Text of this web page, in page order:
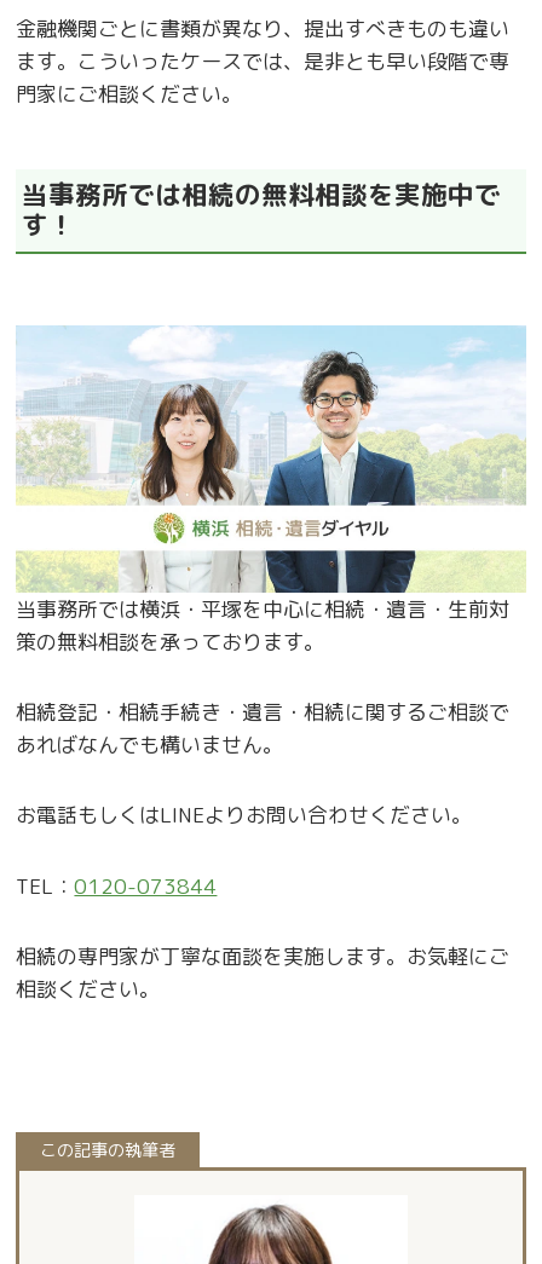
金融機関ごとに書類が異なり、提出すべきものも違い
ます。こういったケースでは、是非とも早い段階で専
門家にご相談ください。
当事務所では相続の無料相談を実施中で
す！
当事務所では横浜・平塚を中心に相続・遺言・生前対
策の無料相談を承っております。
相続登記・相続手続き・遺言・相続に関するご相談で
あればなんでも構いません。
お電話もしくはLINEよりお問い合わせください。
TEL：0120-073844
相続の専門家が丁寧な面談を実施します。お気軽にご
相談ください。
この記事の執筆者